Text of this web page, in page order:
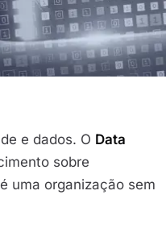
e dados. O Data
sobre
é uma organização sem